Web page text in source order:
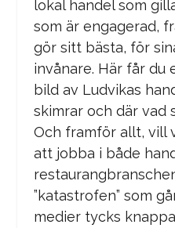
lokal handel som
som är engagerad,
gör sitt bästa, för
invånare. Här får du
bild av Ludvikas
skimrar och där vad
Och framför allt, vill
att jobba i både
”katastrofen” som
medier tycks